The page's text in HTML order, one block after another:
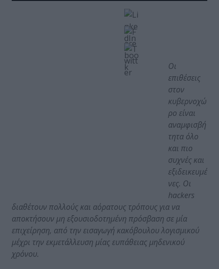
Οι
επιθέσεις
στον
κυβερνοχώ
ρο είναι
αναμφισβή
τητα όλο
και πιο
συχνές και
εξιδεικευμέ
νες. Οι
hackers
διαθέτουν πολλούς και αόρατους τρόπους για να
αποκτήσουν μη εξουσιοδοτημένη πρόσβαση σε μία
επιχείρηση, από την εισαγωγή κακόβουλου λογισμικού
μέχρι την εκμετάλλευση μίας ευπάθειας μηδενικού
χρόνου.